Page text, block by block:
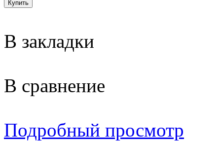
В закладки
В сравнение
Подробный просмотр